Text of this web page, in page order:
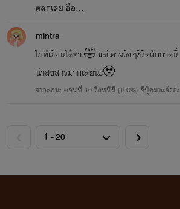
ตลกเลย ฮือ...
mintra
ไรท์เขียนได้ฮา 🤣 แต่เอาจริงๆชีวิตผักกาดนี่
น่าสงสารมากเลยนะ🥹
จากตอน: ตอนที่ 10 วิ่งหนีผี (100%) อีบุ๊คมาแล้วค่ะ